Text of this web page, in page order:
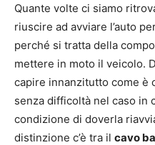
Quante volte ci siamo
riuscire ad avviare l’auto
perché si tratta della
mettere in moto il veicolo.
capire innanzitutto come è
senza difficoltà nel caso in
condizione di doverla
distinzione c’è tra il cavo